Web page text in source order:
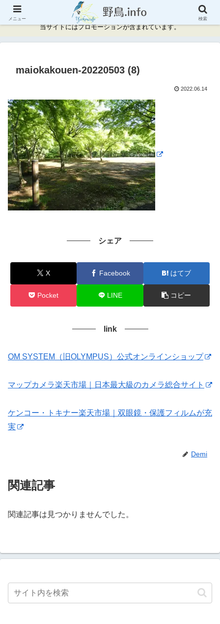
神奈川県周辺の野鳥情報と記録
当サイトにはプロモーションが含まれています。
maiokakouen-20220503 (8)
2022.06.14
シェア
X Facebook はてブ
Pocket LINE コピー
link
OM SYSTEM（旧OLYMPUS）公式オンラインショップ
マップカメラ楽天市場｜日本最大級のカメラ総合サイト
ケンコー・トキナー楽天市場｜双眼鏡・保護フィルムが充
実
Demi
関連記事
関連記事は見つかりませんでした。
メニュー 検索